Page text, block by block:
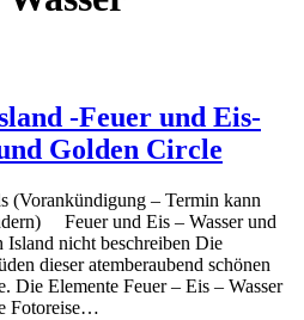
-Feuer und Eis-
Golden Circle
(Vorankündigung – Termin kann
Feuer und Eis – Wasser und
nicht beschreiben Die
dieser atemberaubend schönen
Die Elemente Feuer – Eis – Wasser
Fotoreise…